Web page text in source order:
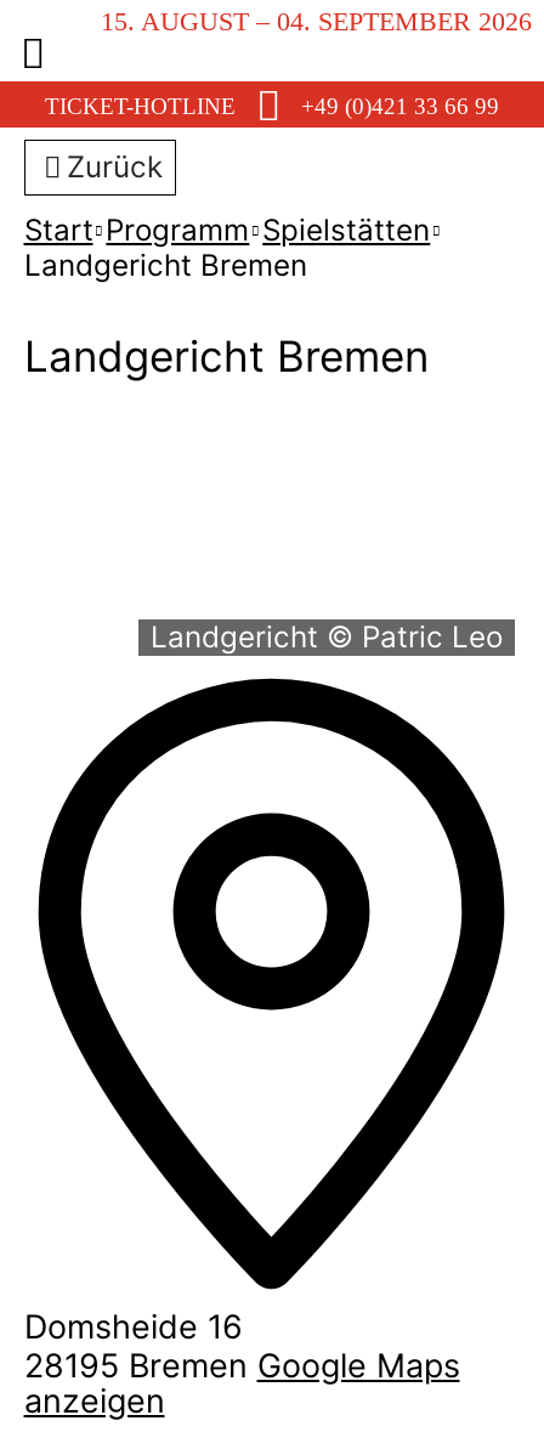
15. AUGUST – 04. SEPTEMBER 2026
TICKET-HOTLINE +49 (0)421 33 66 99
Zurück
Start Programm Spielstätten
Landgericht Bremen
Landgericht Bremen
Landgericht © Patric Leo
Domsheide 16
28195 Bremen Google Maps
anzeigen